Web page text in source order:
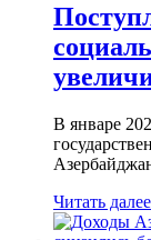
В январе
Читать далее